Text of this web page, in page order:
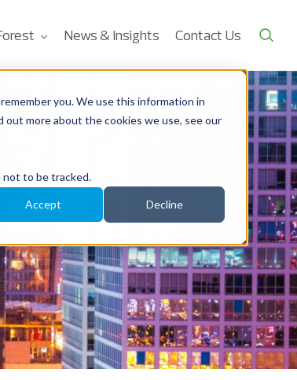
you. We use this information in
more about the cookies we use, see our
not to be tracked.
Accept Decline
News & Insights Contact Us